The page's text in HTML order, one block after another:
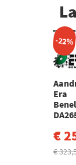
-22%
Era
€
€